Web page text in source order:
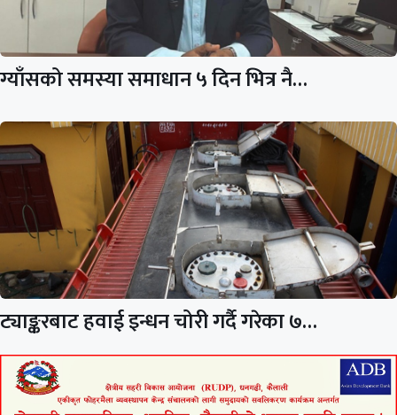
ग्याँसको समस्या समाधान ५ दिन भित्र नै…
ट्याङ्करबाट हवाई इन्धन चोरी गर्दै गरेका ७…